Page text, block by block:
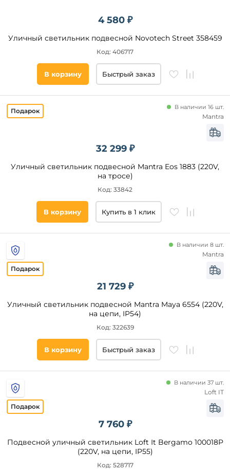
4 580 ₽
Уличный светильник подвесной Novotech Street 358459
Код: 406717
В корзину Быстрый заказ
32 299 ₽
Уличный светильник подвесной Mantra Eos 1883 (220V,
на тросе)
В наличии 16 шт.
Код: 33842
Mantra
В корзину Купить в 1 клик
21 729 ₽
Уличный светильник подвесной Mantra Maya 6554 (220V,
на цепи, IP54)
В наличии 8 шт.
Код: 322639
Mantra
В корзину Быстрый заказ
7 760 ₽
Подвесной уличный светильник Loft It Bergamo 100018P
(220V, на цепи, IP55)
В наличии 37 шт.
Код: 528717
Loft IT